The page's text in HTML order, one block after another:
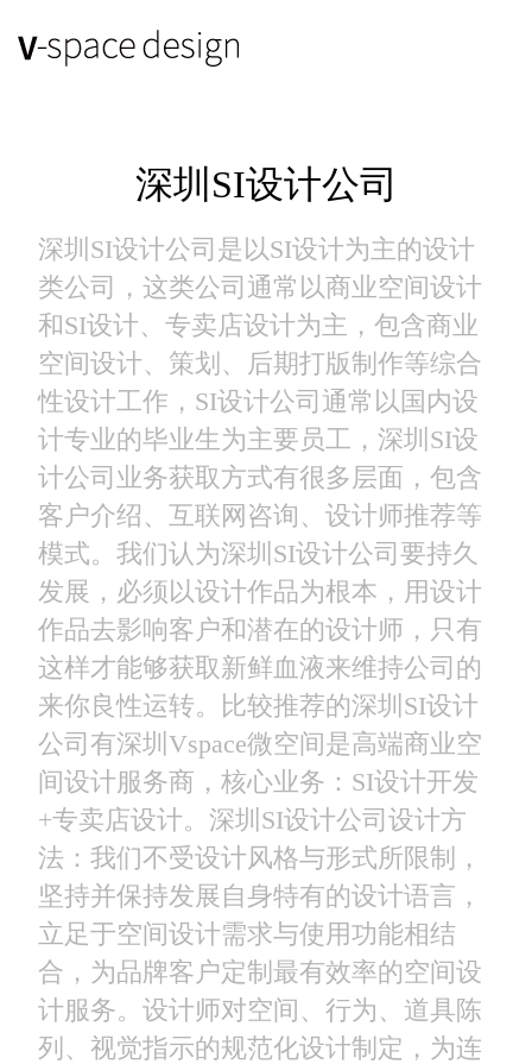
深圳SI设计公司
深圳SI设计公司是以SI设计为主的设计
类公司，这类公司通常以商业空间设计
和SI设计、专卖店设计为主，包含商业
空间设计、策划、后期打版制作等综合
性设计工作，SI设计公司通常以国内设
计专业的毕业生为主要员工，深圳SI设
计公司业务获取方式有很多层面，包含
客户介绍、互联网咨询、设计师推荐等
模式。我们认为深圳SI设计公司要持久
发展，必须以设计作品为根本，用设计
作品去影响客户和潜在的设计师，只有
这样才能够获取新鲜血液来维持公司的
来你良性运转。比较推荐的深圳SI设计
公司有深圳Vspace微空间是高端商业空
间设计服务商，核心业务：SI设计开发
+专卖店设计。深圳SI设计公司设计方
法：我们不受设计风格与形式所限制，
坚持并保持发展自身特有的设计语言，
立足于空间设计需求与使用功能相结
合，为品牌客户定制最有效率的空间设
计服务。设计师对空间、行为、道具陈
列、视觉指示的规范化设计制定，为连